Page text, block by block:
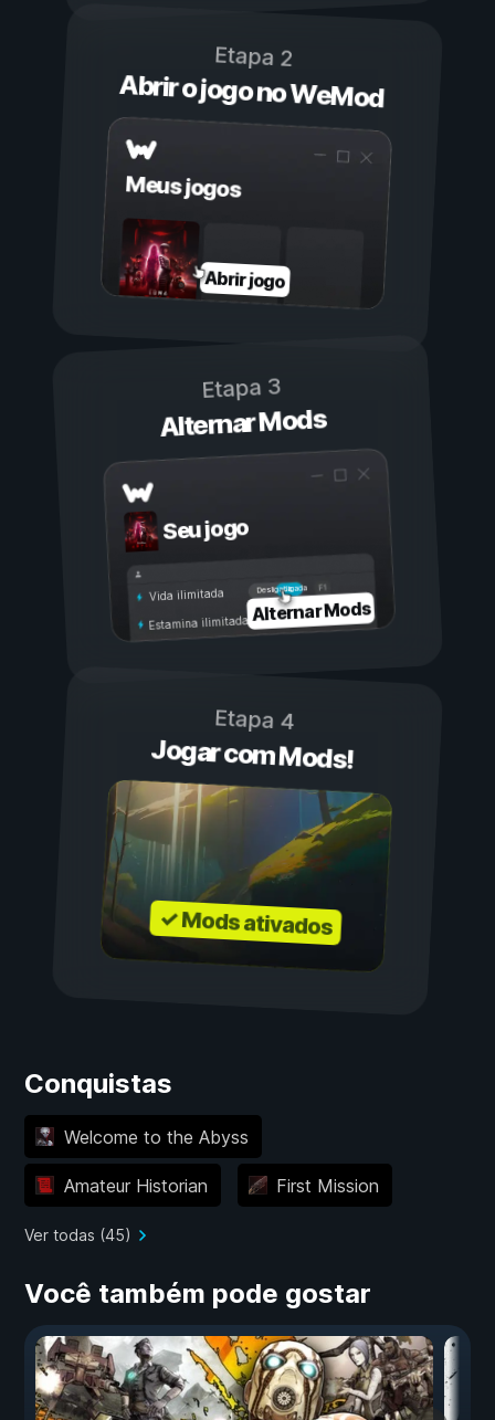
Etapa 2
Abrir o jogo no WeMod
Meus jogos
Abrir jogo
Etapa 3
Alternar Mods
Seu jogo
Ligada
Desligada
Vida ilimitada
Estamina ilimitadaAlternar Mods
Etapa 4
Jogar com Mods!
✓ Mods ativados
Conquistas
Welcome to the Abyss
Amateur Historian First Mission
Ver todas (45)
Você também pode gostar